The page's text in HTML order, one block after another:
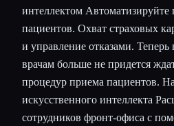
интеллектом
пациентов. Охват страховых
и управление отказами.
врачам больше не придется
процедур приема пациентов.
искусственного интеллекта
сотрудников фронт-офиса с